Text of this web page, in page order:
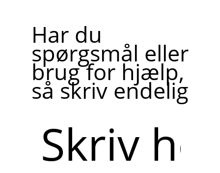
Har du
spørgsmål eller
brug for hjælp,
så skriv endelig
her